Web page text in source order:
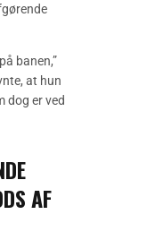
banen,”
at hun
dog er ved
AF